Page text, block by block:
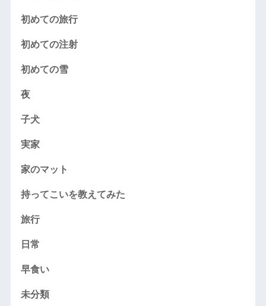
初めての旅行
初めての注射
初めての雪
夜
子犬
実家
家のマット
持ってこいを教えてみた
旅行
日常
早食い
未分類